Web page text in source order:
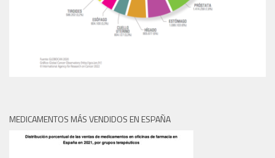
MEDICAMENTOS MÁS VENDIDOS EN ESPAÑA